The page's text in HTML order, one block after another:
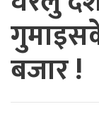
बजार !